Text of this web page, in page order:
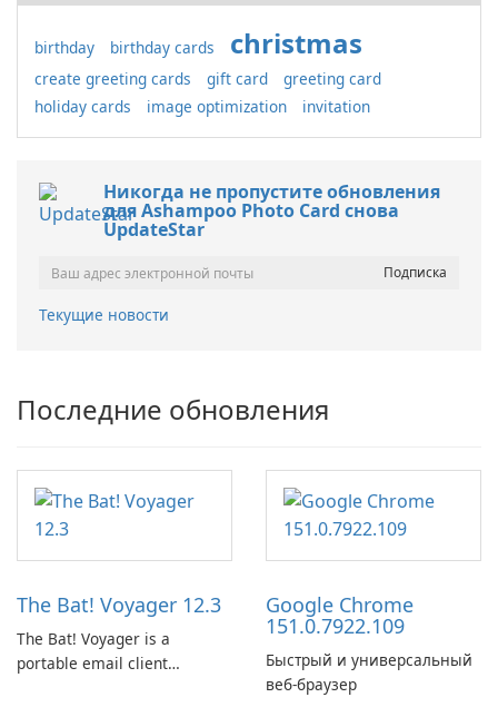
birthday birthday cards christmas
create greeting cards gift card
greeting card
holiday cards
image optimization invitation
Никогда не пропустите обновления
для Ashampoo Photo Card снова
UpdateStar
Текущие новости
Последние обновления
The Bat! Voyager 12.3
The Bat! Voyager is a
portable email client
Google Chrome
151.0.7922.109
Быстрый и универсальный
веб-браузер